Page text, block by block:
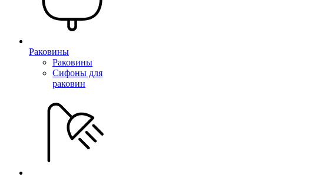
Раковины
Раковины
Сифоны для
раковин